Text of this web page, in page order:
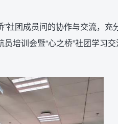
社团成员间的协作与交流，充
培训会暨“心之桥”社团学习